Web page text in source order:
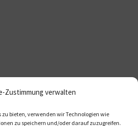
Zustimmung verwalten
zu bieten, verwenden wir Technologien wie
zu speichern und/oder darauf zuzugreifen.
anfragen